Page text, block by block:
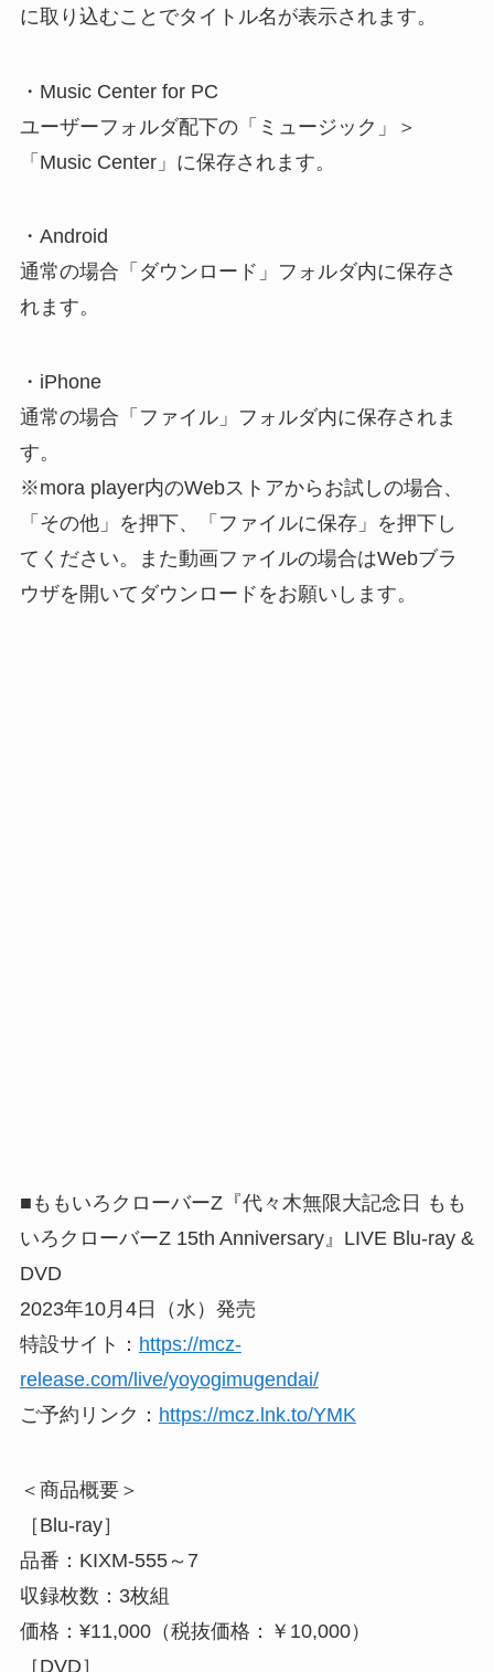
に取り込むことでタイトル名が表示されます。
・Music Center for PC
ユーザーフォルダ配下の「ミュージック」＞
「Music Center」に保存されます。
・Android
通常の場合「ダウンロード」フォルダ内に保存さ
れます。
・iPhone
通常の場合「ファイル」フォルダ内に保存されま
す。
※mora player内のWebストアからお試しの場合、
「その他」を押下、「ファイルに保存」を押下し
てください。また動画ファイルの場合はWebブラ
ウザを開いてダウンロードをお願いします。
■ももいろクローバーZ『代々木無限大記念日 もも
いろクローバーZ 15th Anniversary』LIVE Blu-ray &
DVD
2023年10月4日（水）発売
特設サイト： https://mcz-
release.com/live/yoyogimugendai/
ご予約リンク： https://mcz.lnk.to/YMK
＜商品概要＞
［Blu-ray］
品番：KIXM-555～7
収録枚数：3枚組
価格：¥11,000（税抜価格：￥10,000）
［DVD］